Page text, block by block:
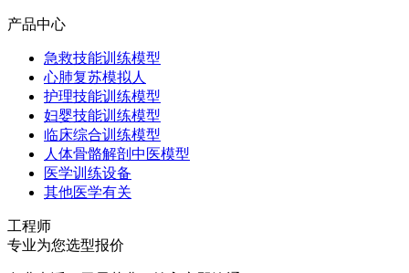
产品中心
急救技能训练模型
心肺复苏模拟人
护理技能训练模型
妇婴技能训练模型
临床综合训练模型
人体骨骼解剖中医模型
医学训练设备
其他医学有关
工程师
专业为您选型报价